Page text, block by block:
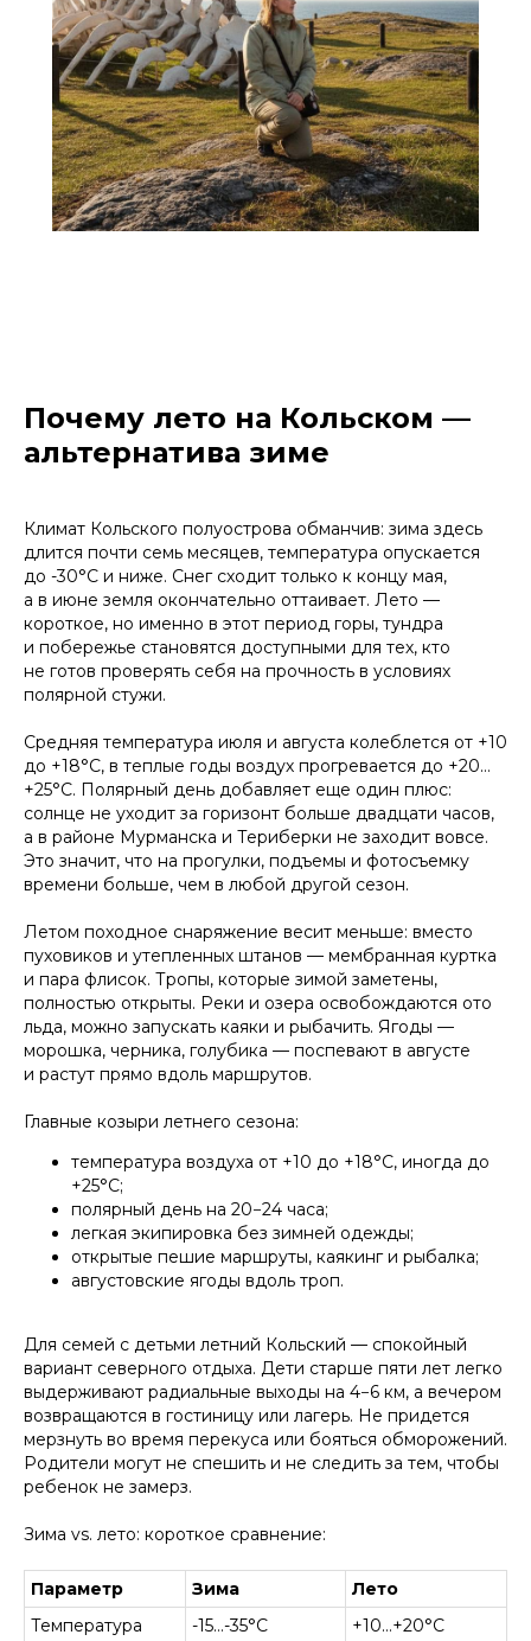
Почему лето на Кольском —
альтернатива зиме
Климат Кольского полуострова обманчив: зима здесь
длится почти семь месяцев, температура опускается
до -30°C и ниже. Снег сходит только к концу мая,
а в июне земля окончательно оттаивает. Лето —
короткое, но именно в этот период горы, тундра
и побережье становятся доступными для тех, кто
не готов проверять себя на прочность в условиях
полярной стужи.
Средняя температура июля и августа колеблется от +10
до +18°C, в теплые годы воздух прогревается до +20…
+25°C. Полярный день добавляет еще один плюс:
солнце не уходит за горизонт больше двадцати часов,
а в районе Мурманска и Териберки не заходит вовсе.
Это значит, что на прогулки, подъемы и фотосъемку
времени больше, чем в любой другой сезон.
Летом походное снаряжение весит меньше: вместо
пуховиков и утепленных штанов — мембранная куртка
и пара флисок. Тропы, которые зимой заметены,
полностью открыты. Реки и озера освобождаются ото
льда, можно запускать каяки и рыбачить. Ягоды —
морошка, черника, голубика — поспевают в августе
и растут прямо вдоль маршрутов.
Главные козыри летнего сезона:
температура воздуха от +10 до +18°C, иногда до
+25°C;
полярный день на 20−24 часа;
легкая экипировка без зимней одежды;
открытые пешие маршруты, каякинг и рыбалка;
августовские ягоды вдоль троп.
Для семей с детьми летний Кольский — спокойный
вариант северного отдыха. Дети старше пяти лет легко
выдерживают радиальные выходы на 4−6 км, а вечером
возвращаются в гостиницу или лагерь. Не придется
мерзнуть во время перекуса или бояться обморожений.
Родители могут не спешить и не следить за тем, чтобы
ребенок не замерз.
Зима vs. лето: короткое сравнение:
Параметр Зима
Лето
Температура
-15…-35°C
+10…+20°C